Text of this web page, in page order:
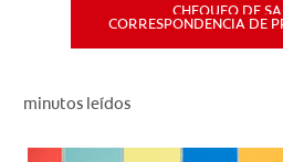
CHEQUEO DE
CORRESPONDENCIA DE
minutos leídos